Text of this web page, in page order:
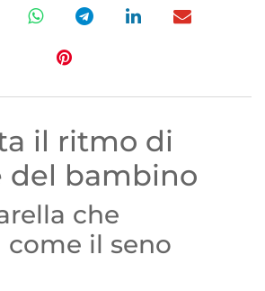
il ritmo di
del bambino
che
il seno